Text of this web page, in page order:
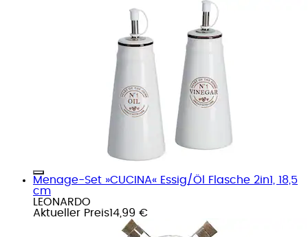
Menage-Set »CUCINA« Essig/Öl Flasche 2in1, 18,5
cm
LEONARDO
Aktueller Preis14,99 €